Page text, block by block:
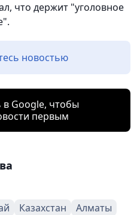
что держит "уголовное
новостью
в Google, чтобы
первым
Казахстан
Алматы